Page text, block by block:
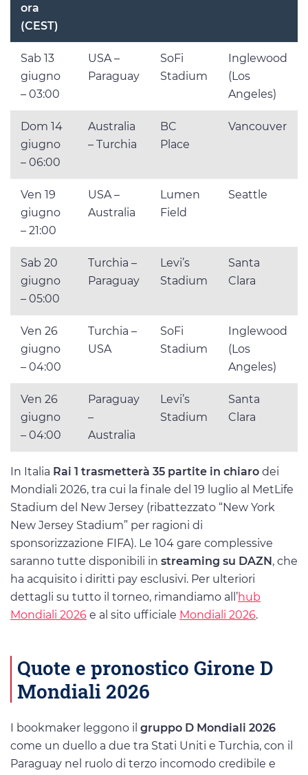
ora
(CEST)
Sab 13
giugno
– 03:00
USA –
Paraguay
SoFi
Stadium
Inglewood
(Los
Angeles)
Dom 14
giugno
– 06:00
Australia
– Turchia
BC
Place
Vancouver
Ven 19
giugno
– 21:00
USA –
Australia
Lumen
Field
Seattle
Sab 20
giugno
– 05:00
Turchia –
Paraguay
Levi’s
Stadium
Santa
Clara
Ven 26
giugno
– 04:00
Turchia –
USA
SoFi
Stadium
Inglewood
(Los
Angeles)
Ven 26
giugno
– 04:00
Paraguay
–
Australia
Levi’s
Stadium
Santa
Clara
In Italia Rai 1 trasmetterà 35 partite in chiaro dei
Mondiali 2026, tra cui la finale del 19 luglio al MetLife
Stadium del New Jersey (ribattezzato “New York
New Jersey Stadium” per ragioni di
sponsorizzazione FIFA). Le 104 gare complessive
saranno tutte disponibili in streaming su DAZN, che
ha acquisito i diritti pay esclusivi. Per ulteriori
dettagli su tutto il torneo, rimandiamo all’hub
Mondiali 2026 e al sito ufficiale Mondiali 2026.
Quote e pronostico Girone D
Mondiali 2026
I bookmaker leggono il gruppo D Mondiali 2026
come un duello a due tra Stati Uniti e Turchia, con il
Paraguay nel ruolo di terzo incomodo credibile e